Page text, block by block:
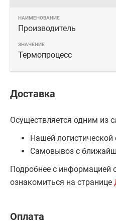
Производитель
Термопроцесс
Доставка
Осуществляется одним из
Нашей логистической
Самовывоз с
Подробнее с информацией
ознакомиться на странице
Оплата